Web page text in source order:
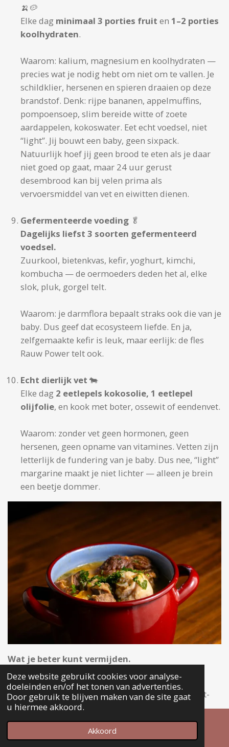
Deze website gebruikt cookies voor analyse-
doeleinden en/of het tonen van advertenties.
Door gebruik te blijven maken van de site gaat
u hiermee akkoord.
Akkoord
🍌🥔
Elke dag minimaal 3 porties fruit en 1–2 porties
koolhydraten.
Waarom: kalium, magnesium en koolhydraten —
precies wat je nodig hebt om niet om te vallen. Je
schildklier, hersenen en spieren draaien op deze
brandstof. Denk: rijpe bananen, appelmuffins,
pompoensoep, slim bereide witte of zoete
aardappelen, kokoswater. Eet echt voedsel, niet
“light”. Jij bouwt een baby, geen sixpack.
Natuurlijk hoef jij geen brood te eten als je daar
niet goed op gaat, maar 24 uur gerust
desembrood kan bij velen prima als
vervoersmiddel van vet en eiwitten dienen.
Gefermenteerde voeding 🥬
Dagelijks liefst 3 soorten gefermenteerd
voedsel.
Zuurkool, bietenkvas, kefir, yoghurt, kimchi,
kombucha — de oermoeders deden het al, elke
slok, pluk, gorgel telt.
Waarom: je darmflora bepaalt straks ook die van je
baby. Dus geef dat ecosysteem liefde. En ja,
zelfgemaakte kefir is leuk, maar eerlijk: de fles
Rauw Power telt ook.
Echt dierlijk vet 🐄
Elke dag 2 eetlepels kokosolie, 1 eetlepel
olijfolie, en kook met boter, ossewit of eendenvet.
Waarom: zonder vet geen hormonen, geen
hersenen, geen opname van vitamines. Vetten zijn
letterlijk de fundering van je baby. Dus nee, “light”
margarine maakt je niet lichter — alleen je brein
een beetje dommer.
Wat je beter kunt vermijden.
Fastfood, junkfood, transvetten, margarine,
geraffineerde suikers (inclusief agavesiroop), light-
producten, soja, cafeïne (ja, ook elke dag chocola),
magnetronmaaltijden, producten met kunstmatige
toevoegingen, synthetische supplementen, fluoride,
Instagram